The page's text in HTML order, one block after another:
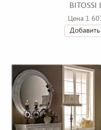
BITOSSI
Цена 1